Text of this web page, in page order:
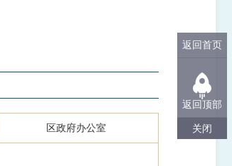
区政府办公室
返回首页
返回顶部
关闭